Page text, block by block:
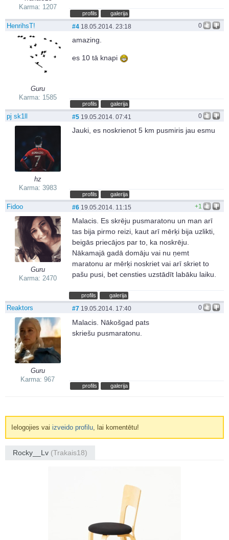
Karma: 1207
profils galerija
HenrihsT!
Guru
Karma: 1585
0
#4 18.05.2014. 23:18
amazing.
es 10 tā knapi
profils galerija
pj sk1ll
hz
Karma: 3983
0
#5 19.05.2014. 07:41
Jauki, es noskrienot 5 km pusmiris jau esmu
profils galerija
Fidoo
Guru
Karma: 2470
+1
#6 19.05.2014. 11:15
Malacis. Es skrēju pusmaratonu un man arī
tas bija pirmo reizi, kaut arī mērķi bija uzlikti,
beigās priecājos par to, ka noskrēju.
Nākamajā gadā domāju vai nu ņemt
maratonu ar mērķi noskriet vai arī skriet to
pašu pusi, bet censties uzstādīt labāku laiku.
profils galerija
Reaktors
Guru
Karma: 967
0
#7 19.05.2014. 17:40
Malacis. Nākošgad pats
skriešu pusmaratonu.
profils galerija
Ielogojies vaiizveido profilu , lai komentētu!
Rocky__Lv (Trakais18)